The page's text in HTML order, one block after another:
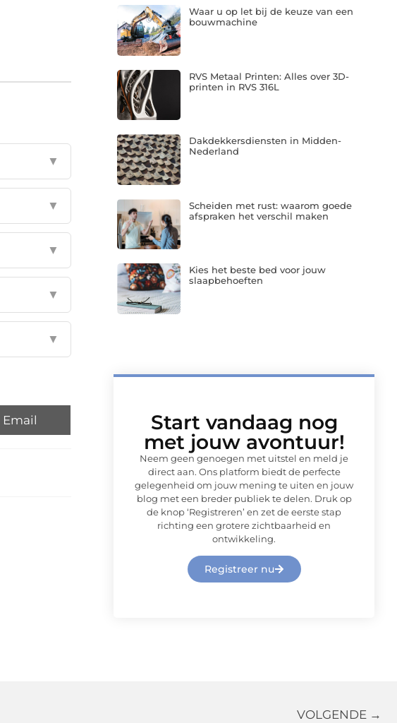
▼
▼
▼
▼
▼
Email
Waar u op let bij de keuze van een
bouwmachine
RVS Metaal Printen: Alles over 3D-
printen in RVS 316L
Dakdekkersdiensten in Midden-
Nederland
Scheiden met rust: waarom goede
afspraken het verschil maken
Kies het beste bed voor jouw
slaapbehoeften
Start vandaag nog
met jouw avontuur!
Neem geen genoegen met uitstel en meld je
direct aan. Ons platform biedt de perfecte
gelegenheid om jouw mening te uiten en jouw
blog met een breder publiek te delen. Druk op
de knop ‘Registreren’ en zet de eerste stap
richting een grotere zichtbaarheid en
ontwikkeling.
Registreer nu
VOLGENDE →